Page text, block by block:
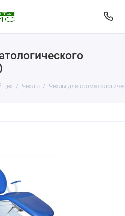
цех Чехлы Чехлы для